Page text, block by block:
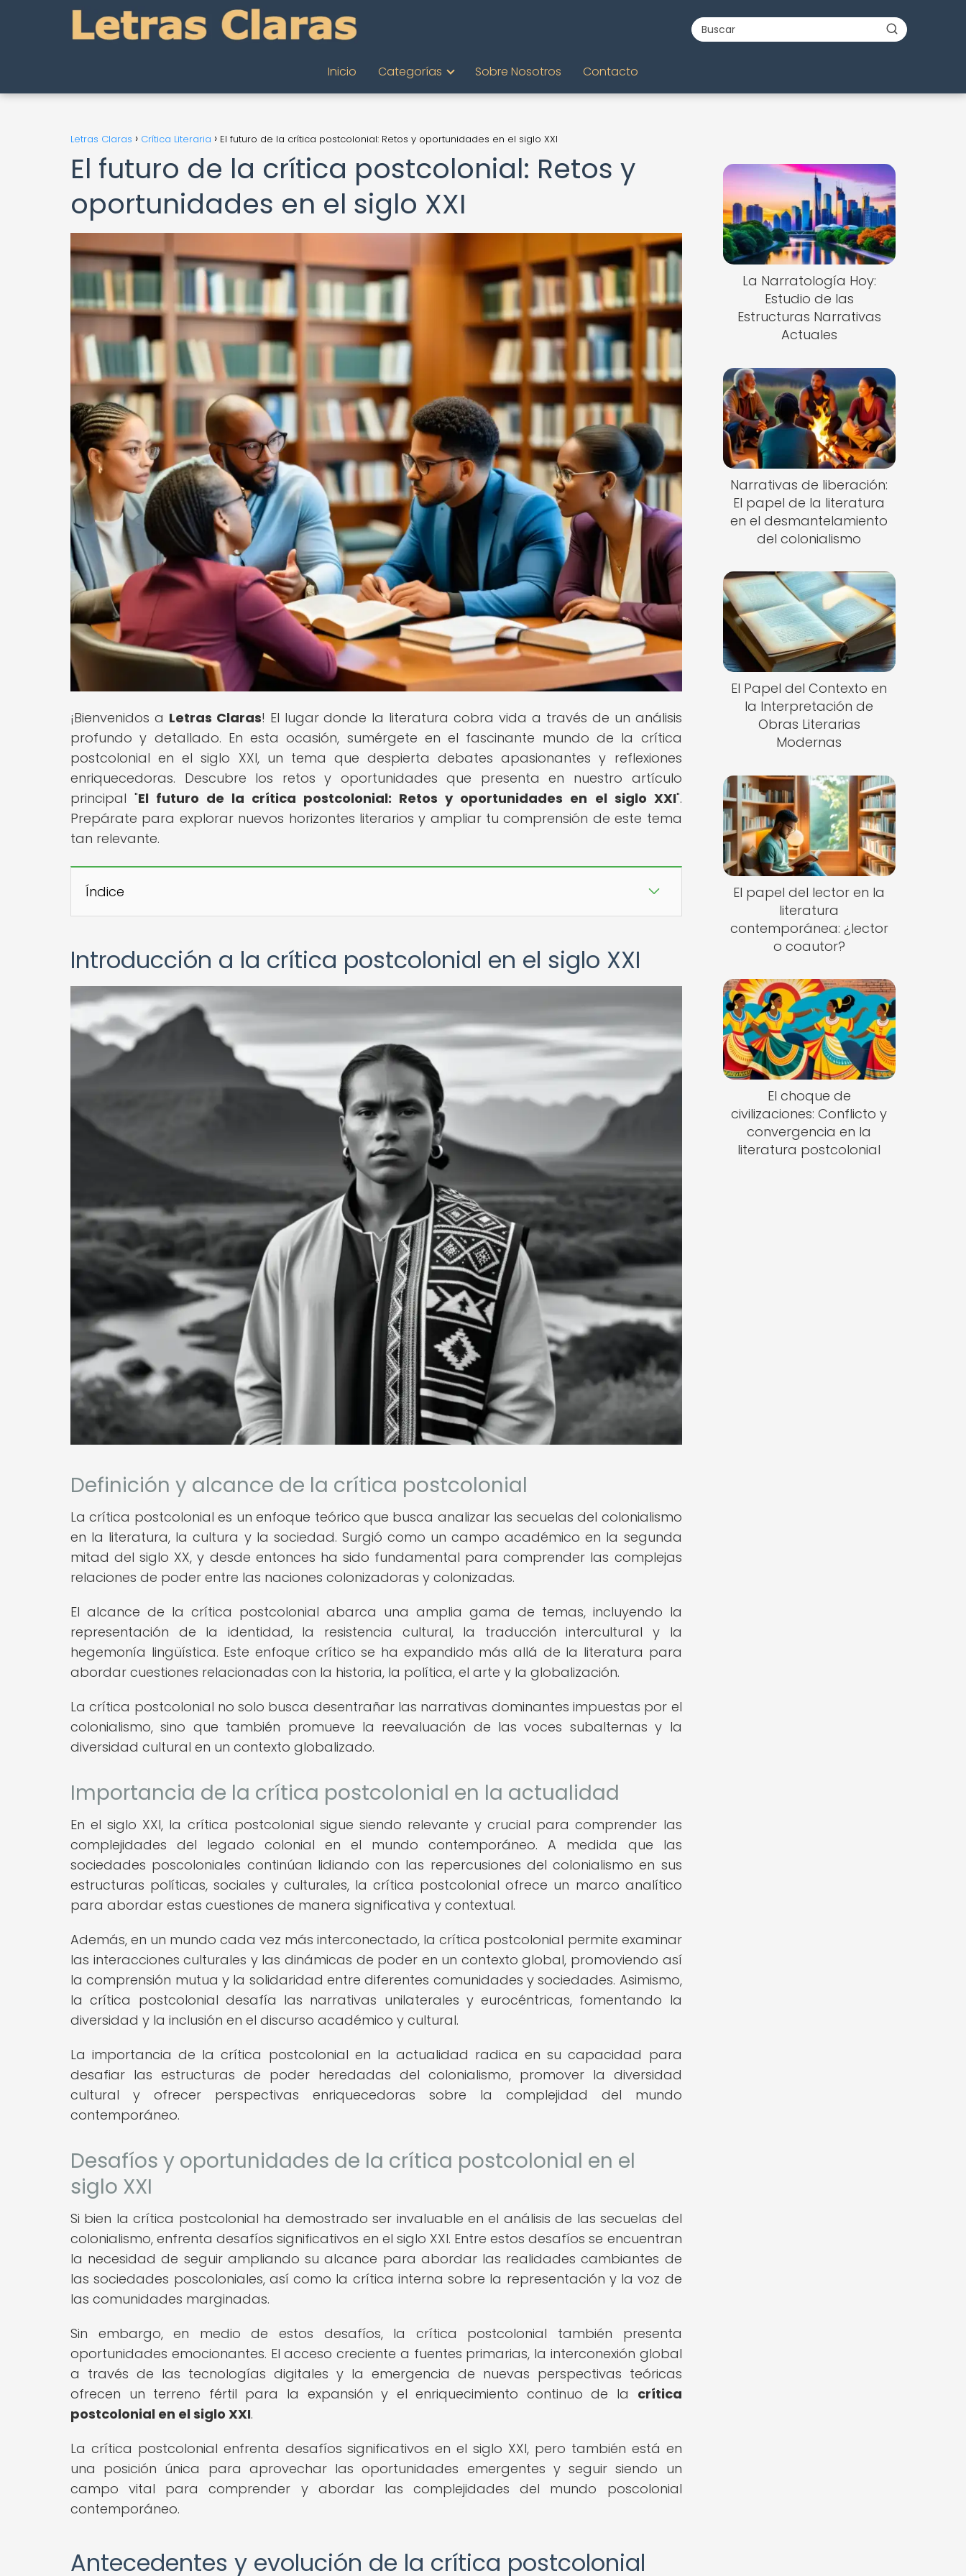
Inicio Categorías Sobre Nosotros Contacto
Letras Claras Crítica Literaria El futuro de la crítica postcolonial: Retos y oportunidades en el siglo XXI
El futuro de la crítica postcolonial: Retos y
oportunidades en el siglo XXI
¡Bienvenidos a Letras Claras! El lugar donde la literatura cobra vida a través de un análisis
profundo y detallado. En esta ocasión, sumérgete en el fascinante mundo de la crítica
postcolonial en el siglo XXI, un tema que despierta debates apasionantes y reflexiones
enriquecedoras. Descubre los retos y oportunidades que presenta en nuestro artículo
principal "El futuro de la crítica postcolonial: Retos y oportunidades en el siglo XXI".
Prepárate para explorar nuevos horizontes literarios y ampliar tu comprensión de este tema
tan relevante.
Índice
Introducción a la crítica postcolonial en el siglo XXI
Definición y alcance de la crítica postcolonial
La crítica postcolonial es un enfoque teórico que busca analizar las secuelas del colonialismo
en la literatura, la cultura y la sociedad. Surgió como un campo académico en la segunda
mitad del siglo XX, y desde entonces ha sido fundamental para comprender las complejas
relaciones de poder entre las naciones colonizadoras y colonizadas.
El alcance de la crítica postcolonial abarca una amplia gama de temas, incluyendo la
representación de la identidad, la resistencia cultural, la traducción intercultural y la
hegemonía lingüística. Este enfoque crítico se ha expandido más allá de la literatura para
abordar cuestiones relacionadas con la historia, la política, el arte y la globalización.
La crítica postcolonial no solo busca desentrañar las narrativas dominantes impuestas por el
colonialismo, sino que también promueve la reevaluación de las voces subalternas y la
diversidad cultural en un contexto globalizado.
Importancia de la crítica postcolonial en la actualidad
En el siglo XXI, la crítica postcolonial sigue siendo relevante y crucial para comprender las
complejidades del legado colonial en el mundo contemporáneo. A medida que las
sociedades poscoloniales continúan lidiando con las repercusiones del colonialismo en sus
estructuras políticas, sociales y culturales, la crítica postcolonial ofrece un marco analítico
para abordar estas cuestiones de manera significativa y contextual.
Además, en un mundo cada vez más interconectado, la crítica postcolonial permite examinar
las interacciones culturales y las dinámicas de poder en un contexto global, promoviendo así
la comprensión mutua y la solidaridad entre diferentes comunidades y sociedades. Asimismo,
la crítica postcolonial desafía las narrativas unilaterales y eurocéntricas, fomentando la
diversidad y la inclusión en el discurso académico y cultural.
La importancia de la crítica postcolonial en la actualidad radica en su capacidad para
desafiar las estructuras de poder heredadas del colonialismo, promover la diversidad
cultural y ofrecer perspectivas enriquecedoras sobre la complejidad del mundo
contemporáneo.
Desafíos y oportunidades de la crítica postcolonial en el
siglo XXI
Si bien la crítica postcolonial ha demostrado ser invaluable en el análisis de las secuelas del
colonialismo, enfrenta desafíos significativos en el siglo XXI. Entre estos desafíos se encuentran
la necesidad de seguir ampliando su alcance para abordar las realidades cambiantes de
las sociedades poscoloniales, así como la crítica interna sobre la representación y la voz de
las comunidades marginadas.
Sin embargo, en medio de estos desafíos, la crítica postcolonial también presenta
oportunidades emocionantes. El acceso creciente a fuentes primarias, la interconexión global
a través de las tecnologías digitales y la emergencia de nuevas perspectivas teóricas
ofrecen un terreno fértil para la expansión y el enriquecimiento continuo de la crítica
postcolonial en el siglo XXI.
La crítica postcolonial enfrenta desafíos significativos en el siglo XXI, pero también está en
una posición única para aprovechar las oportunidades emergentes y seguir siendo un
campo vital para comprender y abordar las complejidades del mundo poscolonial
contemporáneo.
Antecedentes y evolución de la crítica postcolonial
Nuevo
La Narratología Hoy:
Estudio de las
Estructuras Narrativas
Actuales
Narrativas de liberación:
El papel de la literatura
en el desmantelamiento
del colonialismo
El Papel del Contexto en
la Interpretación de
Obras Literarias
Modernas
El papel del lector en la
literatura
contemporánea: ¿lector
o coautor?
El choque de
civilizaciones: Conflicto y
convergencia en la
literatura postcolonial